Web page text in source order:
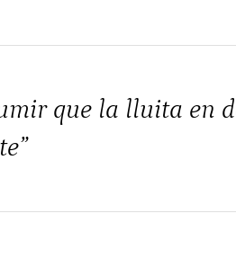
que la lluita en